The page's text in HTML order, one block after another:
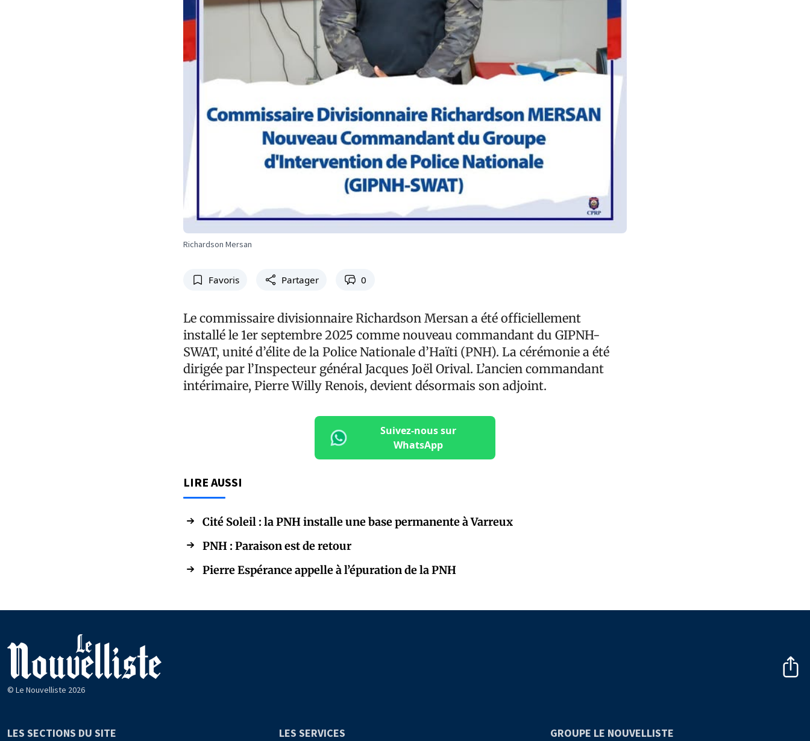
Richardson Mersan
Favoris Partager 0
Le commissaire divisionnaire Richardson Mersan a été officiellement
installé le 1er septembre 2025 comme nouveau commandant du GIPNH-
SWAT, unité d’élite de la Police Nationale d’Haïti (PNH). La cérémonie a été
dirigée par l’Inspecteur général Jacques Joël Orival. L’ancien commandant
intérimaire, Pierre Willy Renois, devient désormais son adjoint.
Suivez-nous sur
WhatsApp
LIRE AUSSI
Cité Soleil : la PNH installe une base permanente à Varreux
PNH : Paraison est de retour
Pierre Espérance appelle à l’épuration de la PNH
© Le Nouvelliste 2026
LES SECTIONS DU SITE LES SERVICES GROUPE LE NOUVELLISTE